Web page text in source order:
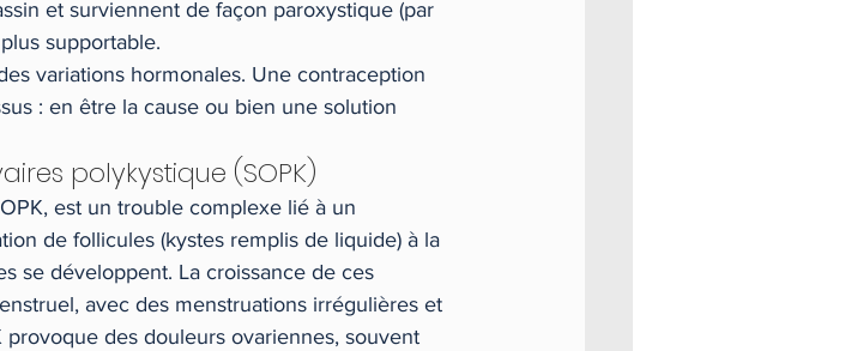
et surviennent de façon paroxystique (par
supportable.
variations hormonales. Une contraception
: en être la cause ou bien une solution
polykystique (SOPK)
est un trouble complexe lié à un
de follicules (kystes remplis de liquide) à la
se développent. La croissance de ces
avec des menstruations irrégulières et
provoque des douleurs ovariennes, souvent